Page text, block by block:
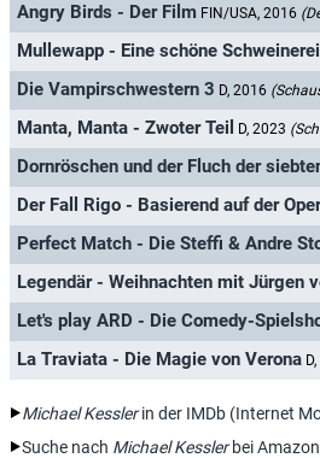
Angry Birds - Der Film FIN/USA, 2016
Mullewapp - Eine schöne Schweinerei
Die Vampirschwestern 3 D, 2016
Manta, Manta - Zwoter Teil D, 2023
Dornröschen und der Fluch der
Der Fall Rigo - Basierend auf der
Perfect Match - Die Steffi & Andre
Legendär - Weihnachten mit Jürgen
Let's play ARD - Die Comedy-
La Traviata - Die Magie von Verona
Michael Kesslerin der IMDb (Internet
Suche nach Michael Kesslerbei